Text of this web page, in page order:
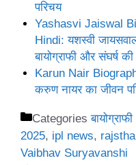
परिचय
Yashasvi Jaiswal
Hindi: यशस्वी
बायोग्राफी और संघर्ष
Karun Nair
करुण नायर का जीवन
Categoriesबायोग्राफी
2025, ipl news,
Vaibhav Suryavanshi